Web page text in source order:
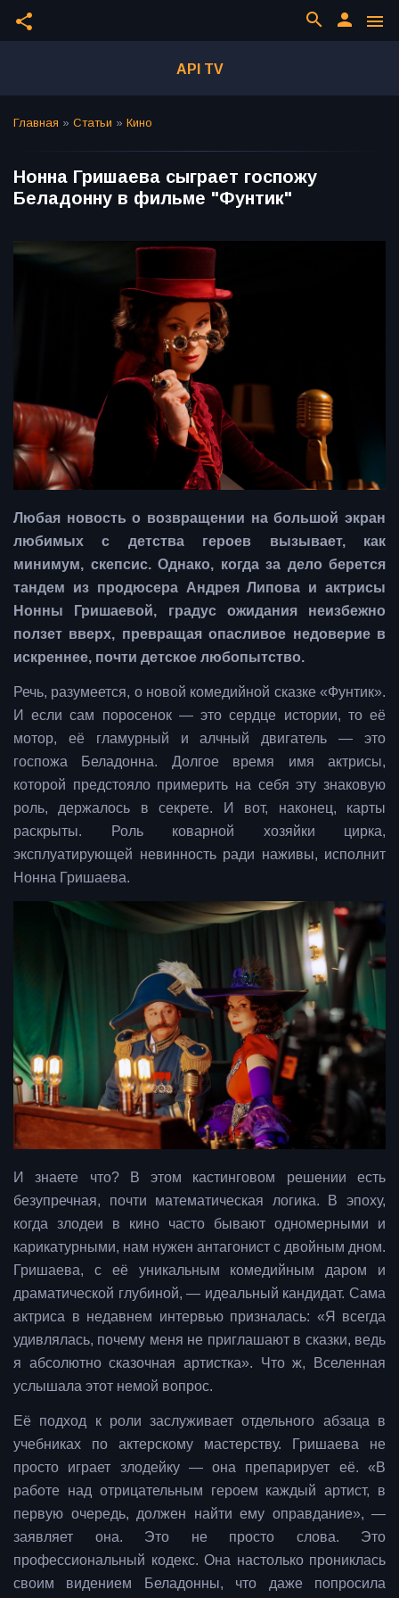
share menu
person
search
API TV
Главная » Статьи » Кино
Нонна Гришаева сыграет госпожу
Беладонну в фильме "Фунтик"
Любая новость о возвращении на большой экран
любимых с детства героев вызывает, как
минимум, скепсис. Однако, когда за дело берется
тандем из продюсера Андрея Липова и актрисы
Нонны Гришаевой, градус ожидания неизбежно
ползет вверх, превращая опасливое недоверие в
искреннее, почти детское любопытство.
Речь, разумеется, о новой комедийной сказке «Фунтик».
И если сам поросенок — это сердце истории, то её
мотор, её гламурный и алчный двигатель — это
госпожа Беладонна. Долгое время имя актрисы,
которой предстояло примерить на себя эту знаковую
роль, держалось в секрете. И вот, наконец, карты
раскрыты. Роль коварной хозяйки цирка,
эксплуатирующей невинность ради наживы, исполнит
Нонна Гришаева.
И знаете что? В этом кастинговом решении есть
безупречная, почти математическая логика. В эпоху,
когда злодеи в кино часто бывают одномерными и
карикатурными, нам нужен антагонист с двойным дном.
Гришаева, с её уникальным комедийным даром и
драматической глубиной, — идеальный кандидат. Сама
актриса в недавнем интервью призналась: «Я всегда
удивлялась, почему меня не приглашают в сказки, ведь
я абсолютно сказочная артистка». Что ж, Вселенная
услышала этот немой вопрос.
Её подход к роли заслуживает отдельного абзаца в
учебниках по актерскому мастерству. Гришаева не
просто играет злодейку — она препарирует её. «В
работе над отрицательным героем каждый артист, в
первую очередь, должен найти ему оправдание», —
заявляет она. Это не просто слова. Это
профессиональный кодекс. Она настолько прониклась
своим видением Беладонны, что даже попросила